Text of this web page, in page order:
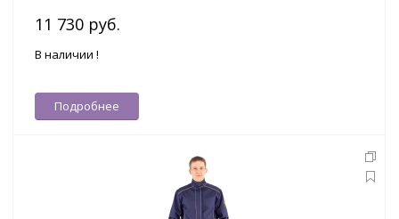
11 730 руб.
В наличии !
Подробнее